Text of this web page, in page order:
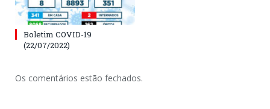
Boletim COVID-19
(22/07/2022)
Os comentários estão fechados.